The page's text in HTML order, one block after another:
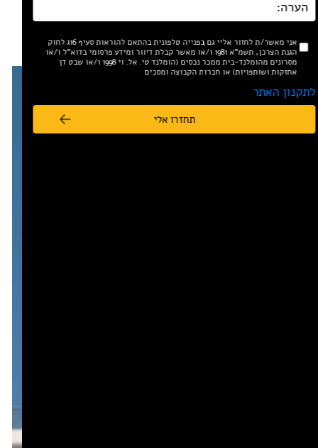
אני מאשר/ת לחזור אליי גם בפנייה טלפונית בהתאם להוראות סעיף 16ג לחוק
הגנת הצרכן, תשמ"א 1981 ו/או מאשר קבלת דיוור ומידע פרסומי בדוא"ל ו/או
מסרונים מהומלנד-בית ממכר נכסים (הומלנד טי. אל. וי 1998 ו/או שבט דן
אחזקות ושותפויות) או חברות הקבוצה ומסכים
לתקנון האתר
דף הבית
WISSOTSKY 6